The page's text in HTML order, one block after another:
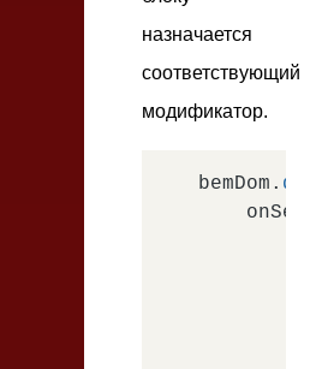
назначается
соответствующий
модификатор.
bemDom.